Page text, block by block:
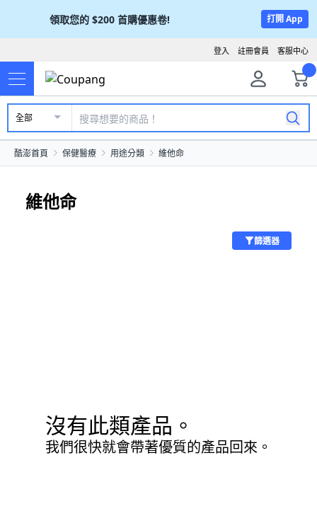
領取您的 $200 首購優惠卷! 打開 App
客服中心
註冊會員
登入
全部
酷澎首頁 保健醫療 用途分類 維他命
維他命
篩選器
沒有此類產品。
我們很快就會帶著優質的產品回來。